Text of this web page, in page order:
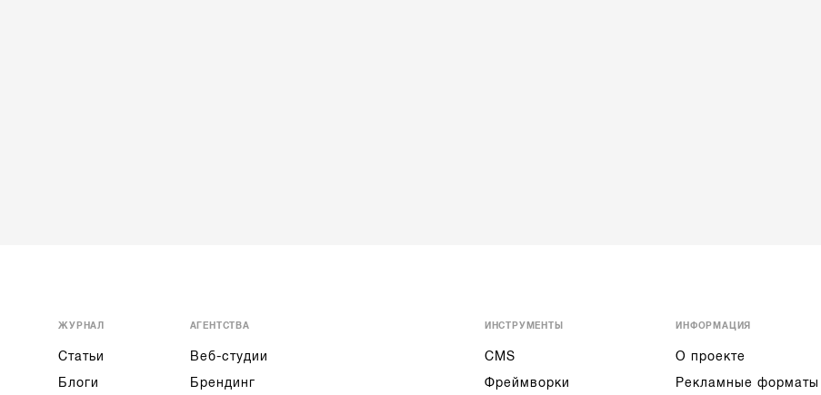
ЖУРНАЛ
Статьи
Блоги
АГЕНТСТВА
Веб-студии
Брендинг
ИНСТРУМЕНТЫ
CMS
Фреймворки
ИНФОРМАЦИЯ
О проекте
Рекламные форматы